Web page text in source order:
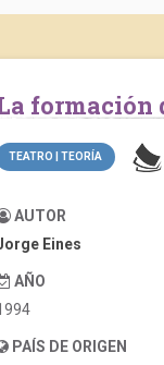
La
TEATRO | TEORÍA
AUTOR
Eines
AÑO
PAÍS DE ORIGEN